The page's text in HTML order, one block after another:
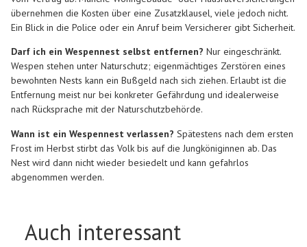
übernehmen die Kosten über eine Zusatzklausel, viele jedoch nicht.
Ein Blick in die Police oder ein Anruf beim Versicherer gibt Sicherheit.
Darf ich ein Wespennest selbst entfernen? Nur eingeschränkt.
Wespen stehen unter Naturschutz; eigenmächtiges Zerstören eines
bewohnten Nests kann ein Bußgeld nach sich ziehen. Erlaubt ist die
Entfernung meist nur bei konkreter Gefährdung und idealerweise
nach Rücksprache mit der Naturschutzbehörde.
Wann ist ein Wespennest verlassen? Spätestens nach dem ersten
Frost im Herbst stirbt das Volk bis auf die Jungköniginnen ab. Das
Nest wird dann nicht wieder besiedelt und kann gefahrlos
abgenommen werden.
Auch interessant